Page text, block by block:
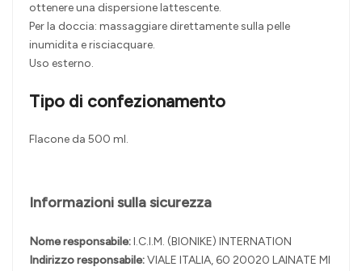
ottenere una dispersione lattescente.
Per la doccia: massaggiare direttamente sulla pelle
inumidita e risciacquare.
Uso esterno.
Tipo di confezionamento
Flacone da 500 ml.
Informazioni sulla sicurezza
Nome responsabile:I.C.I.M. (BIONIKE) INTERNATION
Indirizzo responsabile:VIALE ITALIA, 60 20020 LAINATE MI